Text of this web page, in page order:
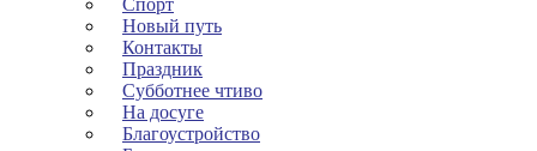
Спорт
Новый путь
Контакты
Праздник
Субботнее чтиво
На досуге
Благоустройство